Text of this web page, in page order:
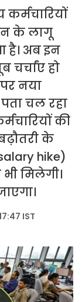
कर्मचारियों
के लागू
है। अब इन
हो
नया
चल रहा
की
के
hike)
मिलेगी।
IST